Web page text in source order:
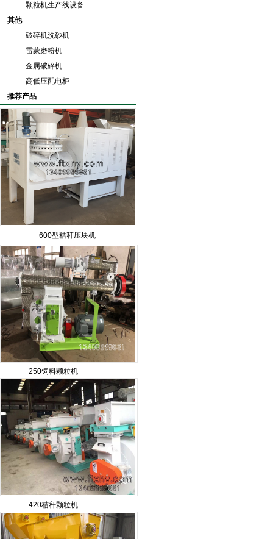
颗粒机生产线设备
其他
破碎机洗砂机
雷蒙磨粉机
金属破碎机
高低压配电柜
推荐产品
600型秸秆压块机
250饲料颗粒机
420秸秆颗粒机